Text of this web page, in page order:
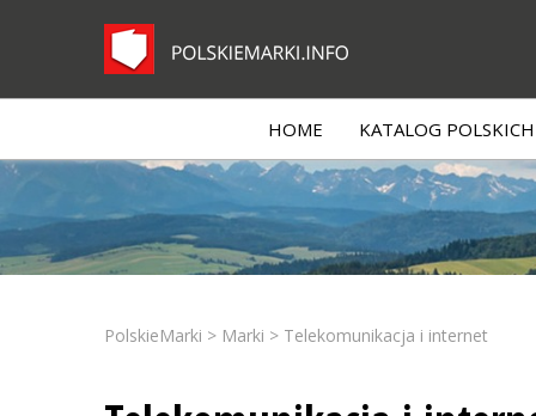
HOME KATALOG
PolskieMarki > Marki > Telekomunikacja i internet